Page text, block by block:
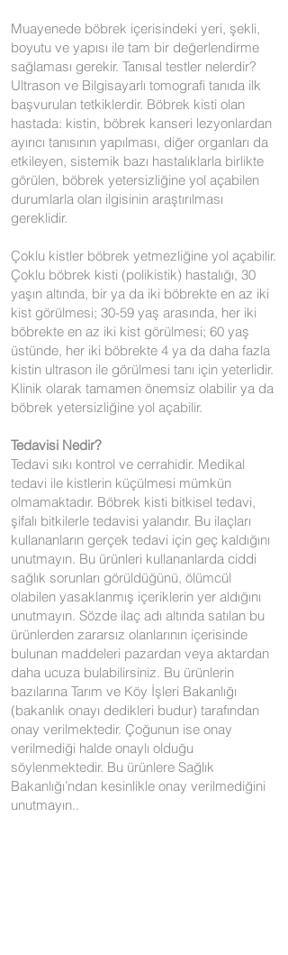
Muayenede böbrek içerisindeki yeri, şekli,
boyutu ve yapısı ile tam bir değerlendirme
sağlaması gerekir. Tanısal testler nelerdir?
Ultrason ve Bilgisayarlı tomografi tanıda ilk
başvurulan tetkiklerdir. Böbrek kisti olan
hastada: kistin, böbrek kanseri lezyonlardan
ayırıcı tanısının yapılması, diğer organları da
etkileyen, sistemik bazı hastalıklarla birlikte
görülen, böbrek yetersizliğine yol açabilen
durumlarla olan ilgisinin araştırılması
gereklidir.
Çoklu kistler böbrek yetmezliğine yol açabilir.
Çoklu böbrek kisti (polikistik) hastalığı, 30
yaşın altında, bir ya da iki böbrekte en az iki
kist görülmesi; 30-59 yaş arasında, her iki
böbrekte en az iki kist görülmesi; 60 yaş
üstünde, her iki böbrekte 4 ya da daha fazla
kistin ultrason ile görülmesi tanı için yeterlidir.
Klinik olarak tamamen önemsiz olabilir ya da
böbrek yetersizliğine yol açabilir.
Tedavisi Nedir?
Tedavi sıkı kontrol ve cerrahidir. Medikal
tedavi ile kistlerin küçülmesi mümkün
olmamaktadır. Böbrek kisti bitkisel tedavi,
şifalı bitkilerle tedavisi yalandır. Bu ilaçları
kullananların gerçek tedavi için geç kaldığını
unutmayın. Bu ürünleri kullananlarda ciddi
sağlık sorunları görüldüğünü, ölümcül
olabilen yasaklanmış içeriklerin yer aldığını
unutmayın. Sözde ilaç adı altında satılan bu
ürünlerden zararsız olanlarının içerisinde
bulunan maddeleri pazardan veya aktardan
daha ucuza bulabilirsiniz. Bu ürünlerin
bazılarına Tarım ve Köy İşleri Bakanlığı
(bakanlık onayı dedikleri budur) tarafından
onay verilmektedir. Çoğunun ise onay
verilmediği halde onaylı olduğu
söylenmektedir. Bu ürünlere Sağlık
Bakanlığı’ndan kesinlikle onay verilmediğini
unutmayın..